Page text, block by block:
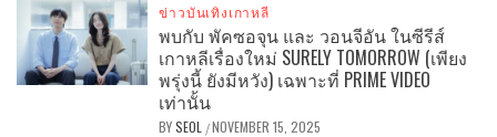
ข่าวบันเทิงเกาหลี
พบกับ พัคซอจุน และ วอนจีอัน ในซีรีส์
เกาหลีเรื่องใหม่ SURELY TOMORROW (เพียง
พรุ่งนี้ ยังมีหวัง) เฉพาะที่ PRIME VIDEO
เท่านั้น
BYSEOL /NOVEMBER 15, 2025